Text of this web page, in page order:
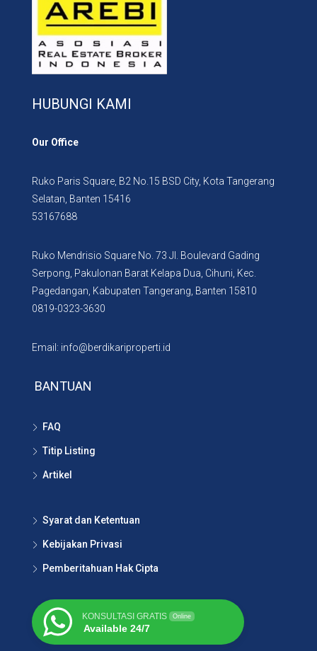
HUBUNGI KAMI
Our Office
Ruko Paris Square, B2 No.15 BSD City, Kota Tangerang
Selatan, Banten 15416
53167688
Ruko Mendrisio Square No. 73 Jl. Boulevard Gading
Serpong, Pakulonan Barat Kelapa Dua, Cihuni, Kec.
Pagedangan, Kabupaten Tangerang, Banten 15810
0819-0323-3630
Email: info@berdikariproperti.id
BANTUAN
FAQ
Titip Listing
Artikel
Syarat dan Ketentuan
Kebijakan Privasi
Pemberitahuan Hak Cipta
KONSULTASI GRATIS Online
Available 24/7